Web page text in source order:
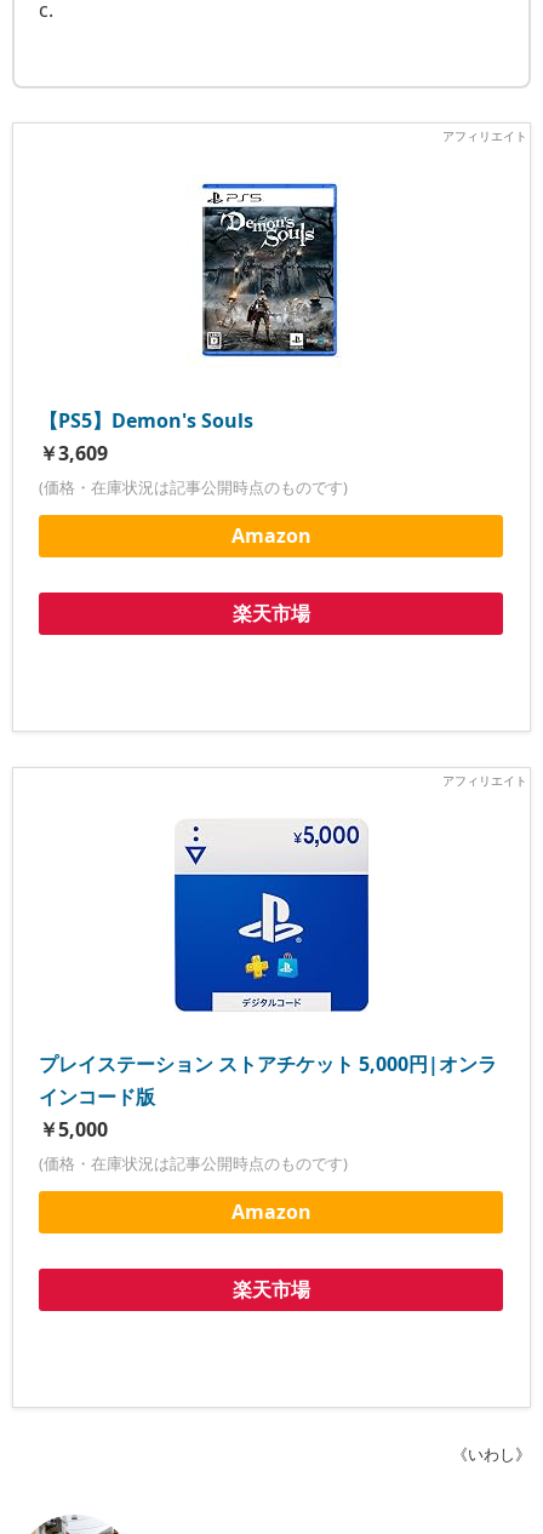
c.
【PS5】Demon's Souls
￥3,609
(価格・在庫状況は記事公開時点のものです)
Amazon
楽天市場
プレイステーション ストアチケット 5,000円|オンラ
インコード版
￥5,000
(価格・在庫状況は記事公開時点のものです)
Amazon
楽天市場
《いわし》